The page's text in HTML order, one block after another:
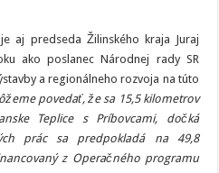
aj predseda Žilinského kraja Juraj
ako poslanec Národnej rady SR
a regionálneho rozvoja na túto
povedať, že sa 15,5 kilometrov
Teplice s Príbovcami, dočká
prác sa predpokladá na 49,8
z Operačného programu